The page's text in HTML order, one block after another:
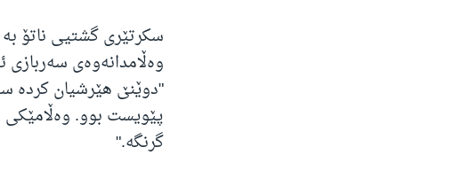
سکرتێری گشتیی ناتۆ
وەڵامدانەوەی
"دوێنێ هێرشیان کردە
پێویست بوو. وەڵامێکی
گرنگە."